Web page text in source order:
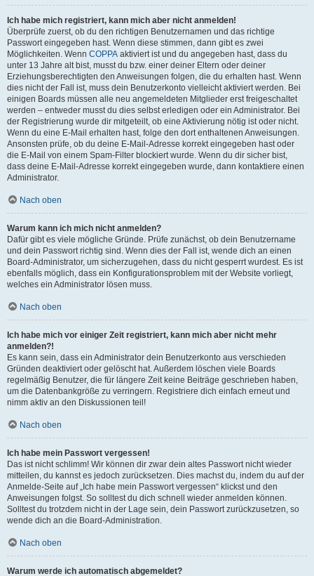
Ich habe mich registriert, kann mich aber nicht anmelden!
Überprüfe zuerst, ob du den richtigen Benutzernamen und das richtige
Passwort eingegeben hast. Wenn diese stimmen, dann gibt es zwei
Möglichkeiten. Wenn COPPA aktiviert ist und du angegeben hast, dass du
unter 13 Jahre alt bist, musst du bzw. einer deiner Eltern oder deiner
Erziehungsberechtigten den Anweisungen folgen, die du erhalten hast. Wenn
dies nicht der Fall ist, muss dein Benutzerkonto vielleicht aktiviert werden. Bei
einigen Boards müssen alle neu angemeldeten Mitglieder erst freigeschaltet
werden – entweder musst du dies selbst erledigen oder ein Administrator. Bei
der Registrierung wurde dir mitgeteilt, ob eine Aktivierung nötig ist oder nicht.
Wenn du eine E-Mail erhalten hast, folge den dort enthaltenen Anweisungen.
Ansonsten prüfe, ob du deine E-Mail-Adresse korrekt eingegeben hast oder
die E-Mail von einem Spam-Filter blockiert wurde. Wenn du dir sicher bist,
dass deine E-Mail-Adresse korrekt eingegeben wurde, dann kontaktiere einen
Administrator.
Nach oben
Warum kann ich mich nicht anmelden?
Dafür gibt es viele mögliche Gründe. Prüfe zunächst, ob dein Benutzername
und dein Passwort richtig sind. Wenn dies der Fall ist, wende dich an einen
Board-Administrator, um sicherzugehen, dass du nicht gesperrt wurdest. Es ist
ebenfalls möglich, dass ein Konfigurationsproblem mit der Website vorliegt,
welches ein Administrator lösen muss.
Nach oben
Ich habe mich vor einiger Zeit registriert, kann mich aber nicht mehr
anmelden?!
Es kann sein, dass ein Administrator dein Benutzerkonto aus verschieden
Gründen deaktiviert oder gelöscht hat. Außerdem löschen viele Boards
regelmäßig Benutzer, die für längere Zeit keine Beiträge geschrieben haben,
um die Datenbankgröße zu verringern. Registriere dich einfach erneut und
nimm aktiv an den Diskussionen teil!
Nach oben
Ich habe mein Passwort vergessen!
Das ist nicht schlimm! Wir können dir zwar dein altes Passwort nicht wieder
mitteilen, du kannst es jedoch zurücksetzen. Dies machst du, indem du auf der
Anmelde-Seite auf „Ich habe mein Passwort vergessen“ klickst und den
Anweisungen folgst. So solltest du dich schnell wieder anmelden können.
Solltest du trotzdem nicht in der Lage sein, dein Passwort zurückzusetzen, so
wende dich an die Board-Administration.
Nach oben
Warum werde ich automatisch abgemeldet?